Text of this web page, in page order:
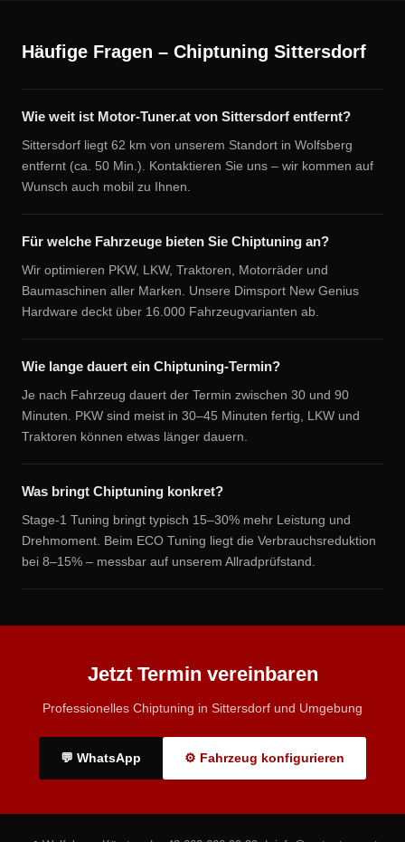
Häufige Fragen – Chiptuning Sittersdorf
Wie weit ist Motor-Tuner.at von Sittersdorf entfernt?
Sittersdorf liegt 62 km von unserem Standort in Wolfsberg
entfernt (ca. 50 Min.). Kontaktieren Sie uns – wir kommen auf
Wunsch auch mobil zu Ihnen.
Für welche Fahrzeuge bieten Sie Chiptuning an?
Wir optimieren PKW, LKW, Traktoren, Motorräder und
Baumaschinen aller Marken. Unsere Dimsport New Genius
Hardware deckt über 16.000 Fahrzeugvarianten ab.
Wie lange dauert ein Chiptuning-Termin?
Je nach Fahrzeug dauert der Termin zwischen 30 und 90
Minuten. PKW sind meist in 30–45 Minuten fertig, LKW und
Traktoren können etwas länger dauern.
Was bringt Chiptuning konkret?
Stage-1 Tuning bringt typisch 15–30% mehr Leistung und
Drehmoment. Beim ECO Tuning liegt die Verbrauchsreduktion
bei 8–15% – messbar auf unserem Allradprüfstand.
Jetzt Termin vereinbaren
Professionelles Chiptuning in Sittersdorf und Umgebung
💬 WhatsApp ⚙ Fahrzeug konfigurieren